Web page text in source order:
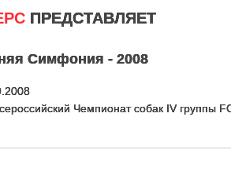
ПРЕДСТАВЛЯЕТ
Симфония - 2008
Чемпионат собак IV группы